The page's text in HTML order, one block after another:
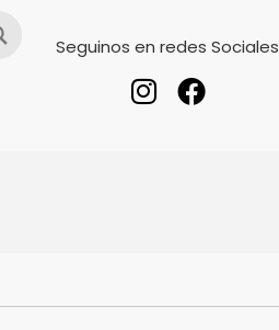
Seguinos en redes Sociales